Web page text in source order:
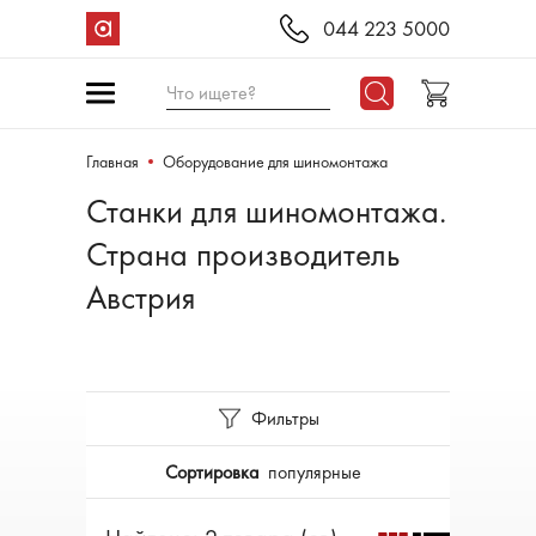
044 223 5000
Что ищете?
Главная Оборудование для шиномонтажа
Станки для шиномонтажа.
Страна производитель
Австрия
Фильтры
Сортировка популярные